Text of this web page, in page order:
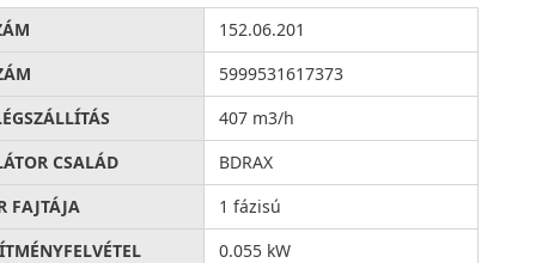
152.06.201
5999531617373
407 m3/h
CSALÁD
BDRAX
FAJTÁJA
1 fázisú
0.055 kW